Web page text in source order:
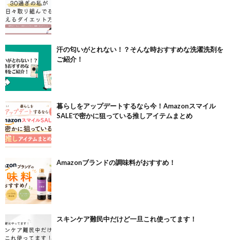
汗の匂いがとれない！？そんな時おすすめな洗濯洗剤を
ご紹介！
暮らしをアップデートするなら今！Amazonスマイル
SALEで密かに狙っている推しアイテムまとめ
Amazonブランドの調味料がおすすめ！
スキンケア難民中だけど一旦これ使ってます！